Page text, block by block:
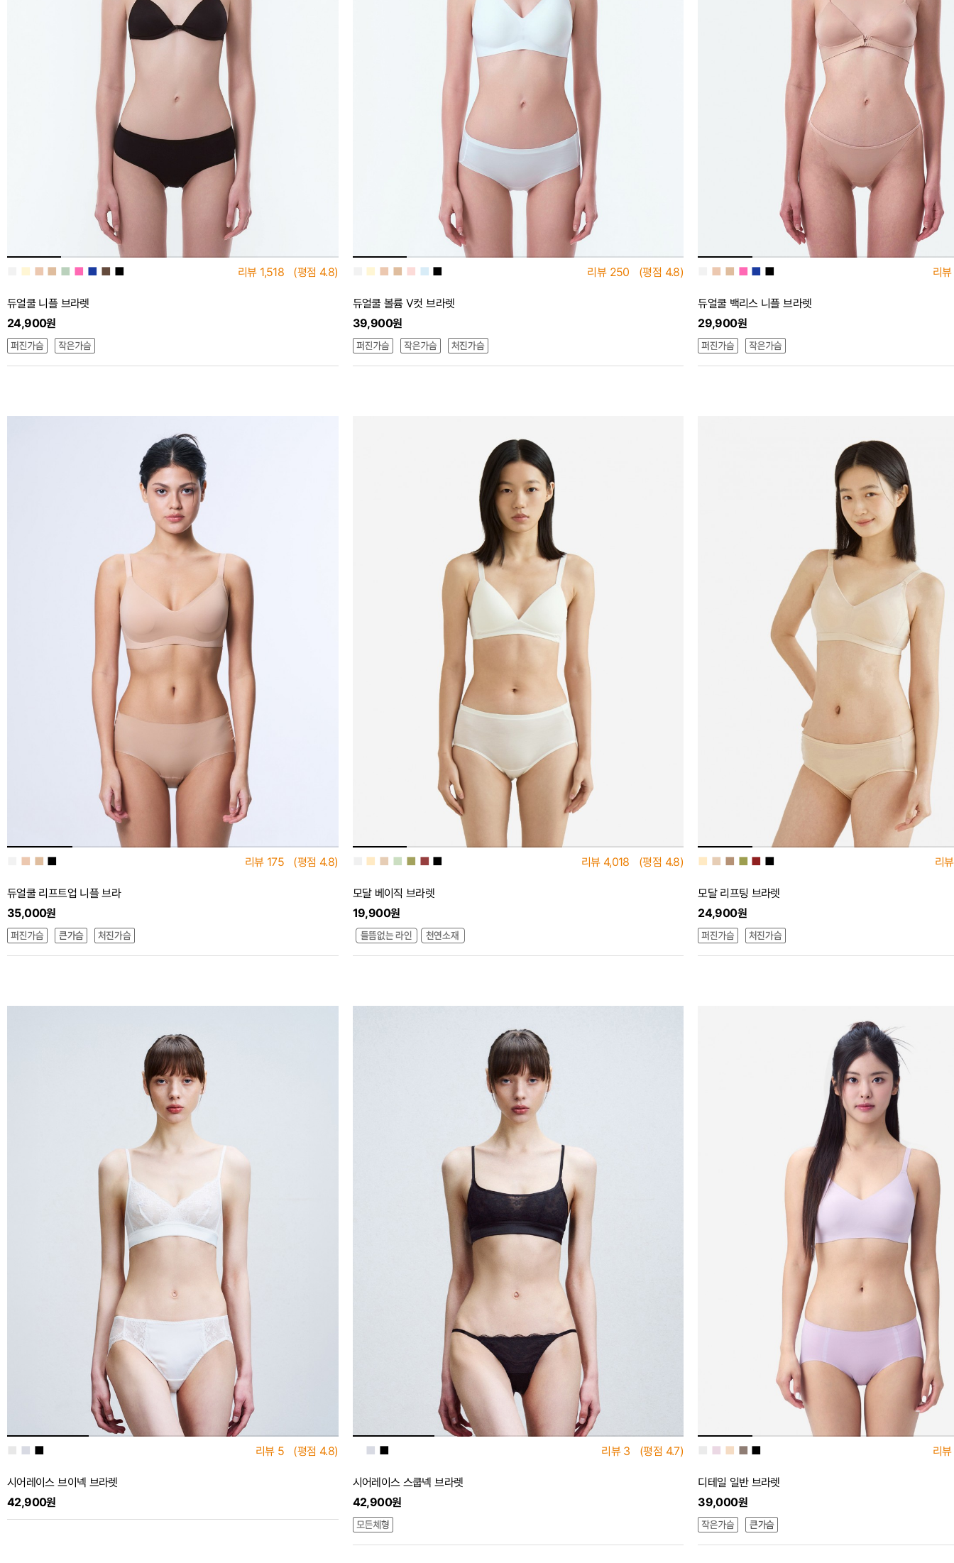
■ ■ ■ ■ ■ ■ ■ ■ 리뷰 1,518 (평점 4.8)
듀얼쿨 니플 브라렛
24,900원
■ ■ ■ ■ ■ ■ 리뷰 250 (평점 4.8)
듀얼쿨 볼륨 V컷 브라렛
39,900원
■ ■ ■ ■ ■ 리뷰
듀얼쿨 백리스 니플 브라렛
29,900원
■ ■ ■ 리뷰 175 (평점 4.8)
듀얼쿨 리프트업 니플 브라
35,000원
■ ■ ■ ■ ■ ■ 리뷰 4,018 (평점 4.8)
모달 베이직 브라렛
19,900원
■ ■ ■ ■ ■ ■ 리뷰
모달 리프팅 브라렛
24,900원
■ ■ 리뷰 5 (평점 4.8)
시어레이스 브이넥 브라렛
42,900원
■ ■ 리뷰 3 (평점 4.7)
시어레이스 스쿱넥 브라렛
42,900원
■ ■ ■ ■ 리뷰
디테일 일반 브라렛
39,000원